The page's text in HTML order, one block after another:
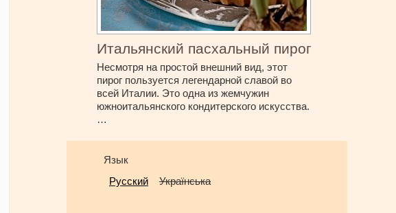
Итальянский пасхальный пирог
Несмотря на простой внешний вид, этот
пирог пользуется легендарной славой во
всей Италии. Это одна из жемчужин
южноитальянского кондитерского искусства.
…
Язык
Русский
Українська